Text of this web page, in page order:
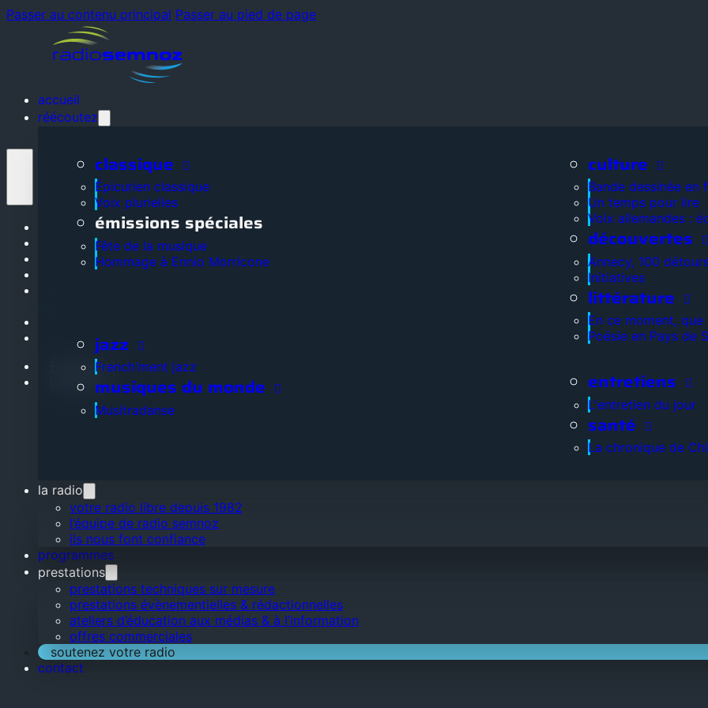
Passer au contenu principal Passer au pied de page
accueil
réécoutez
classique
Épicurien classique
Voix plurielles
émissions spéciales
Fête de la musique
Hommage à Ennio Morricone
jazz
French'ment jazz
musiques du monde
Musitradanse
culture
Bande dessinée en
Un temps pour lire
Voix allemandes :
découvertes
Annecy, 100
Initiatives
littérature
En ce moment, que
Poésie en Pays de
entretiens
L'entretien du jour
santé
La chronique de
la radio
votre radio libre depuis 1982
l’équipe de radio semnoz
ils nous font confiance
programmes
prestations
prestations techniques sur mesure
prestations évènementielles & rédactionnelles
ateliers d’éducation aux médias & à l’information
offres commerciales
soutenez votre radio
contact
Accueil
Réécoutez
La radio
Grille des programmes
Contactez-nous
Facebook
Instagram